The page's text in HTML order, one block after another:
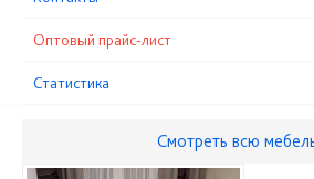
Оптовый прайс-лист
Статистика
Смотреть всю